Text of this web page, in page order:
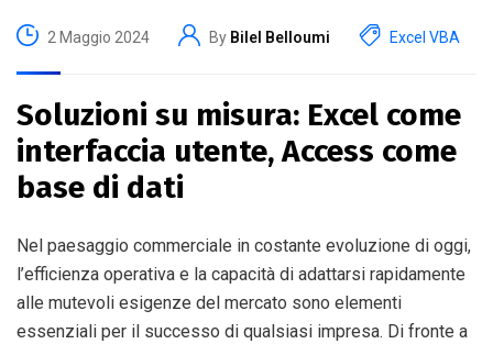
2 Maggio 2024 By Bilel Belloumi Excel VBA
Soluzioni su misura: Excel come
interfaccia utente, Access come
base di dati
Nel paesaggio commerciale in costante evoluzione di oggi,
l’efficienza operativa e la capacità di adattarsi rapidamente
alle mutevoli esigenze del mercato sono elementi
essenziali per il successo di qualsiasi impresa. Di fronte a